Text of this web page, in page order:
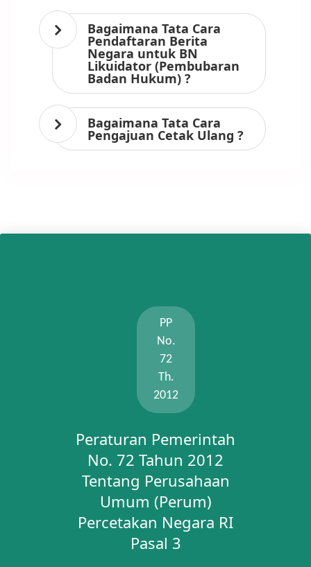
Bagaimana Tata Cara
Pendaftaran Berita
Negara untuk BN
Likuidator (Pembubaran
Badan Hukum) ?
Bagaimana Tata Cara
Pengajuan Cetak Ulang ?
PP
No.
72
Th.
2012
Peraturan Pemerintah
No. 72 Tahun 2012
Tentang Perusahaan
Umum (Perum)
Percetakan Negara RI
Pasal 3